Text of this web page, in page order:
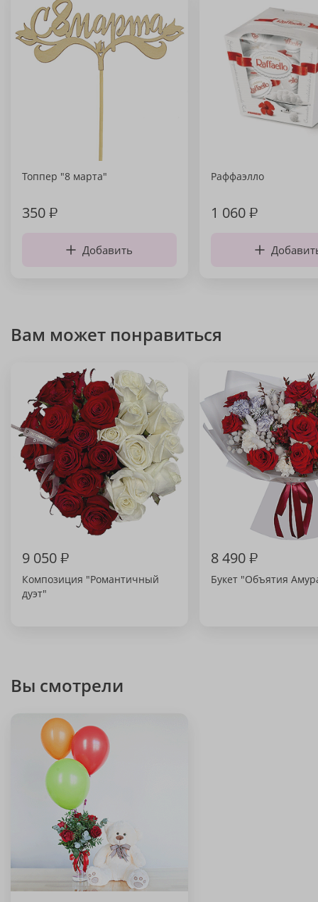
Топпер "8 марта"
350₽
Добавить
Раффаэлло
1 060₽
Вам может понравиться
9 050₽
Композиция "Романтичный
дуэт"
8 490₽
Букет "Объятия
Вы смотрели